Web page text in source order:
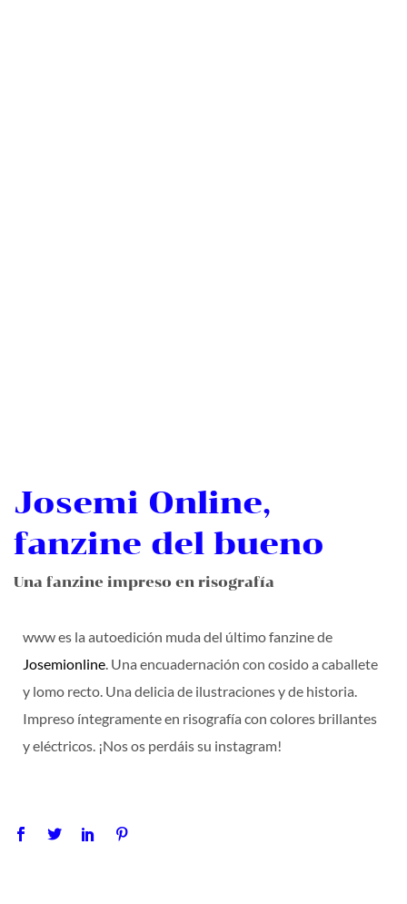
Josemi Online,
fanzine del bueno
Una fanzine impreso en risografía
www es la autoedición muda del último fanzine de
Josemionline. Una encuadernación con cosido a caballete
y lomo recto. Una delicia de ilustraciones y de historia.
Impreso íntegramente en risografía con colores brillantes
y eléctricos. ¡Nos os perdáis su instagram!